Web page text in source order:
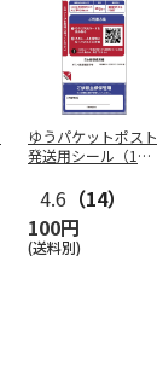
ゆうパケットポスト
発送用シール（1個
4.6 （14）
100円
(送料別)